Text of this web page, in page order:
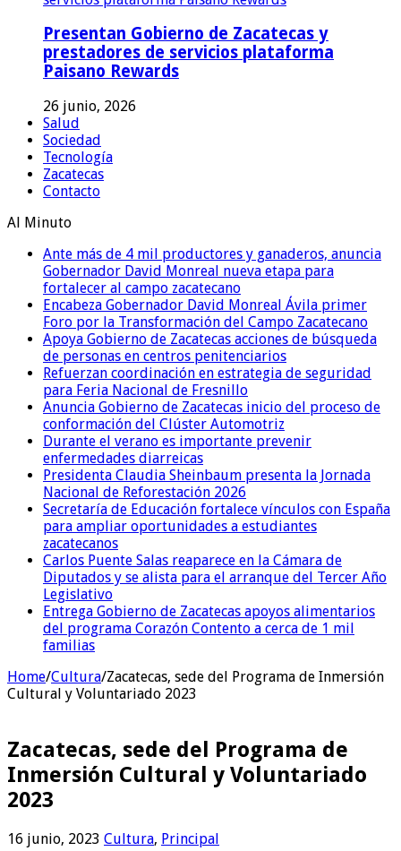
Presentan Gobierno de Zacatecas y
prestadores de servicios plataforma
Paisano Rewards
26 junio, 2026
Salud
Sociedad
Tecnología
Zacatecas
Contacto
Al Minuto
Ante más de 4 mil productores y ganaderos, anuncia
Gobernador David Monreal nueva etapa para
fortalecer al campo zacatecano
Encabeza Gobernador David Monreal Ávila primer
Foro por la Transformación del Campo Zacatecano
Apoya Gobierno de Zacatecas acciones de búsqueda
de personas en centros penitenciarios
Refuerzan coordinación en estrategia de seguridad
para Feria Nacional de Fresnillo
Anuncia Gobierno de Zacatecas inicio del proceso de
conformación del Clúster Automotriz
Durante el verano es importante prevenir
enfermedades diarreicas
Presidenta Claudia Sheinbaum presenta la Jornada
Nacional de Reforestación 2026
Secretaría de Educación fortalece vínculos con España
para ampliar oportunidades a estudiantes
zacatecanos
Carlos Puente Salas reaparece en la Cámara de
Diputados y se alista para el arranque del Tercer Año
Legislativo
Entrega Gobierno de Zacatecas apoyos alimentarios
del programa Corazón Contento a cerca de 1 mil
familias
Home/Cultura/Zacatecas, sede del Programa de Inmersión
Cultural y Voluntariado 2023
Zacatecas, sede del Programa de
Inmersión Cultural y Voluntariado
2023
16 junio, 2023 Cultura, Principal